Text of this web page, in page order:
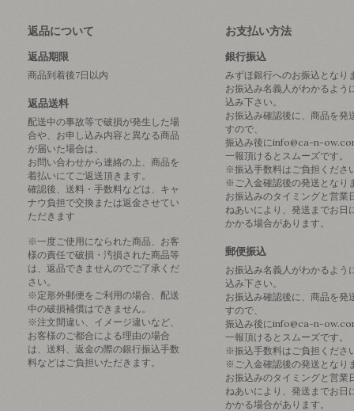
返品について
返品期限
商品到着後7日以内
返品送料
配送中の事故等で破損が発生した場
合や、お申し込み内容と異なる商品
が届いた場合は、
お問い合わせから連絡の上、商品を
着払いにてご返送頂きます。
確認後、送料・手数料などは、キャ
ナウ負担で交換または返金させてい
ただきます
※一度ご使用になられた商品、お客
様の責任で破損・汚損された商品等
は、返品できませんのでご了承くだ
さい。
※定形外郵便をご利用の場合、配送
中の破損補償はできません。
※注文間違い、イメージ違いなど、
お客様のご都合による理由の場合
は、送料、返金の際の銀行振込手数
料などはご負担いただきます。
お支払い方法
銀行振込
みずほ銀行へのお振込となり
お振込み名義人がわかるよう
込み下さい。
お振込み確認後に、商品を発
すので、
振込み後にinfo@ca-n-
一報頂けるとスムーズです。
※振込手数料はご負担くださ
※ご入金確認後の発送となり
お振込みのタイミングと営業
ねあいにより、発送までお日
かかる場合があります。
郵便振込
お振込み名義人がわかるよう
込み下さい。
お振込み確認後に、商品を発
すので、
振込み後にinfo@ca-n-
一報頂けるとスムーズです。
※振込手数料はご負担くださ
※ご入金確認後の発送となり
お振込みのタイミングと営業
ねあいにより、発送までお日
かかる場合があります。